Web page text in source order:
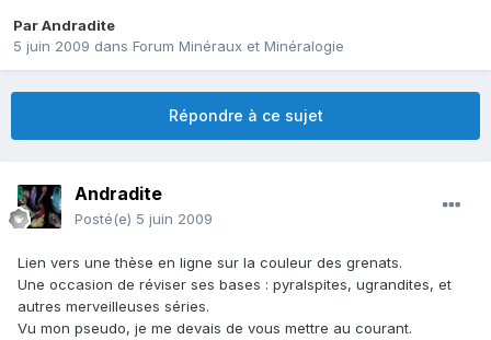
ParAndradite
5 juin 2009 dans Forum Minéraux et Minéralogie
Répondre à ce sujet
Andradite
Posté(e) 5 juin 2009
Lien vers une thèse en ligne sur la couleur des grenats.
Une occasion de réviser ses bases : pyralspites, ugrandites, et
autres merveilleuses séries.
Vu mon pseudo, je me devais de vous mettre au courant.